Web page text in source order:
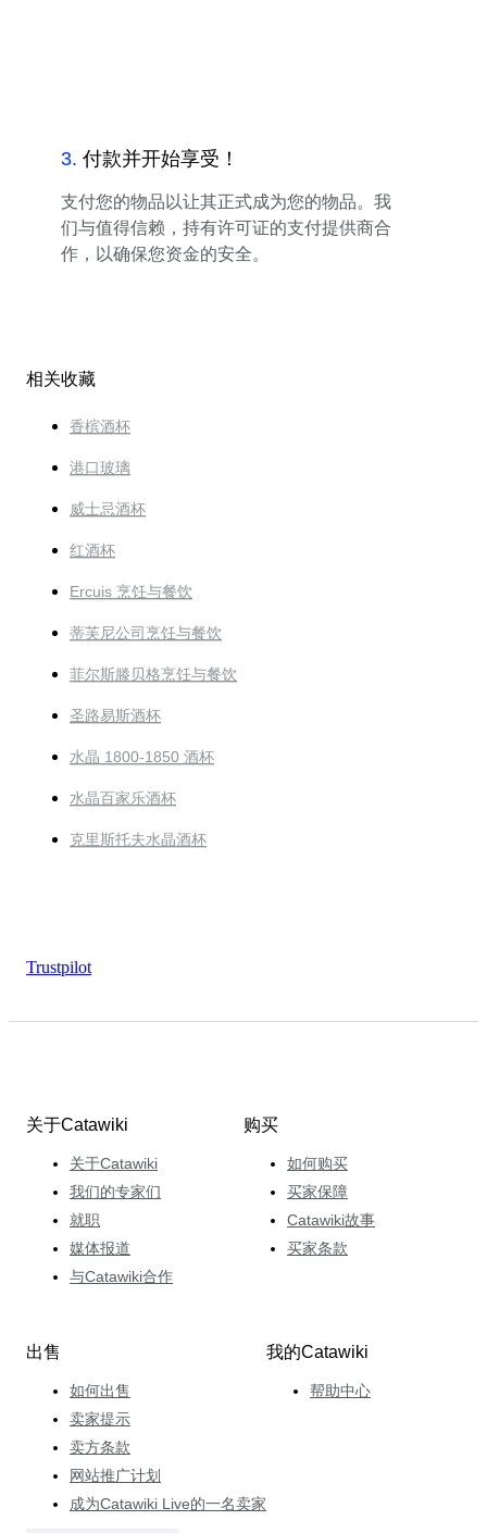
3. 付款并开始享受！
支付您的物品以让其正式成为您的物品。我
们与值得信赖，持有许可证的支付提供商合
作，以确保您资金的安全。
相关收藏
香槟酒杯
港口玻璃
威士忌酒杯
红酒杯
Ercuis 烹饪与餐饮
蒂芙尼公司烹饪与餐饮
菲尔斯滕贝格烹饪与餐饮
圣路易斯酒杯
水晶 1800-1850 酒杯
水晶百家乐酒杯
克里斯托夫水晶酒杯
Trustpilot
关于Catawiki
关于Catawiki
我们的专家们
就职
媒体报道
与Catawiki合作
购买
如何购买
买家保障
Catawiki故事
买家条款
出售
如何出售
卖家提示
卖方条款
网站推广计划
成为Catawiki Live的一名卖家
我的Catawiki
帮助中心